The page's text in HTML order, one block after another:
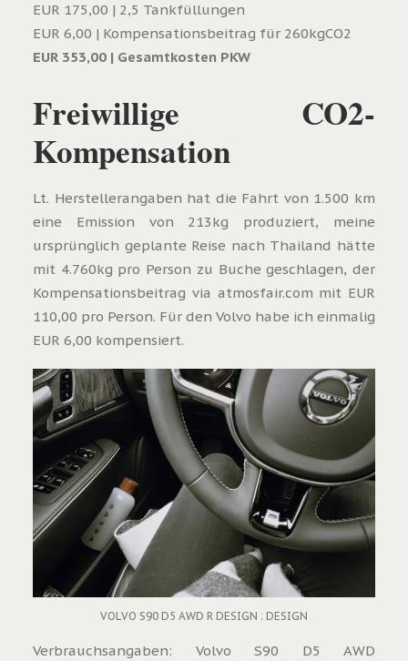
EUR 175,00 | 2,5 Tankfüllungen
EUR 6,00 | Kompensationsbeitrag für 260kgCO2
EUR 353,00 | Gesamtkosten PKW
Freiwillige CO2-
Kompensation
Lt. Herstellerangaben hat die Fahrt von 1.500 km
eine Emission von 213kg produziert, meine
ursprünglich geplante Reise nach Thailand hätte
mit 4.760kg pro Person zu Buche geschlagen, der
Kompensationsbeitrag via atmosfair.com mit EUR
110,00 pro Person. Für den Volvo habe ich einmalig
EUR 6,00 kompensiert.
VOLVO S90 D5 AWD R DESIGN : DESIGN
Verbrauchsangaben: Volvo S90 D5 AWD